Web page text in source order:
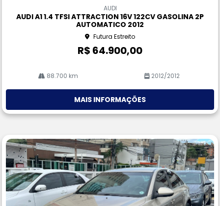
rtil
AUDI
AUDI A1 1.4 TFSI ATTRACTION 16V 122CV GASOLINA 2P
AUTOMATICO 2012
Futura Estreito
R$ 64.900,00
88.700 km 2012/2012
MAIS INFORMAÇÕES